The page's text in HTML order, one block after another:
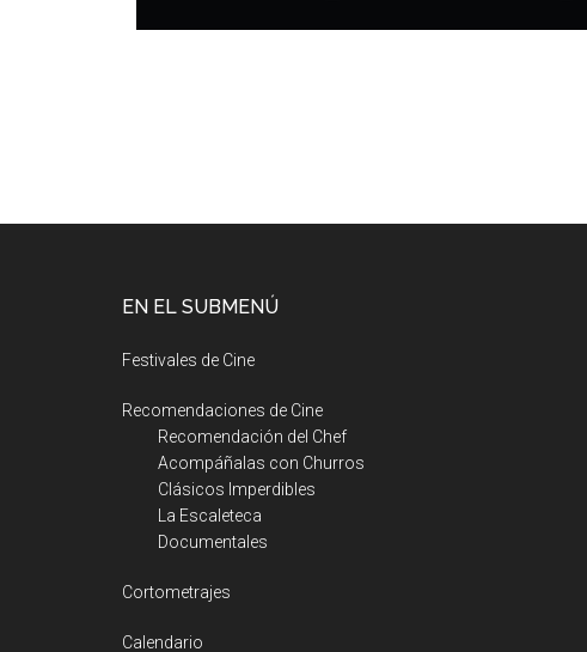
EN EL SUBMENÚ
Festivales de Cine
Recomendaciones de Cine
Recomendación del Chef
Acompáñalas con Churros
Clásicos Imperdibles
La Escaleteca
Documentales
Cortometrajes
Calendario